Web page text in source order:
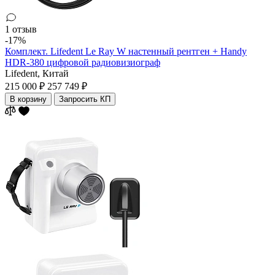
1 отзыв
-17%
Комплект. Lifedent Le Ray W настенный рентген + Handy
HDR-380 цифровой радиовизиограф
Lifedent, Китай
215 000 ₽ 257 749 ₽
В корзину Запросить КП